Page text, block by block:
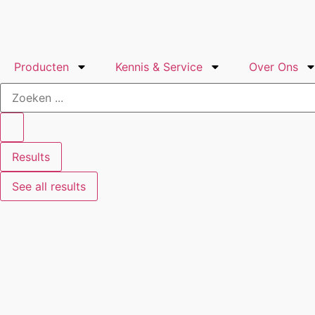
Producten Kennis & Service Over Ons
Results
See all results